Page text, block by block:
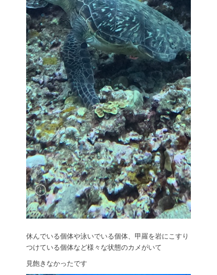
休んでいる個体や泳いでいる個体、甲羅を岩にこすり
つけている個体など様々な状態のカメがいて
見飽きなかったです